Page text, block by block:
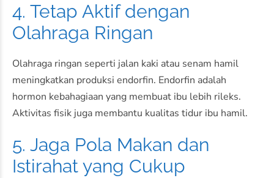
4. Tetap Aktif dengan
Olahraga Ringan
Olahraga ringan seperti jalan kaki atau senam hamil
meningkatkan produksi endorfin. Endorfin adalah
hormon kebahagiaan yang membuat ibu lebih rileks.
Aktivitas fisik juga membantu kualitas tidur ibu hamil.
5. Jaga Pola Makan dan
Istirahat yang Cukup